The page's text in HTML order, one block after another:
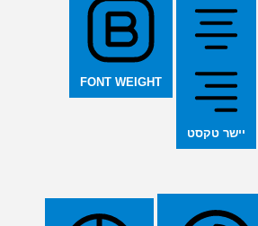
יישר טקסט
FONT WEIGHT